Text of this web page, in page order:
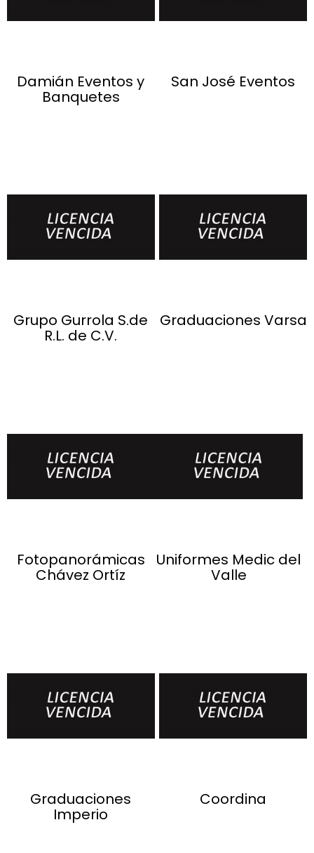
Damián Eventos y
Banquetes
San José Eventos
Grupo Gurrola S.de
R.L. de C.V.
Graduaciones Varsa
Fotopanorámicas
Chávez Ortíz
Uniformes Medic del
Valle
Graduaciones
Imperio
Coordina